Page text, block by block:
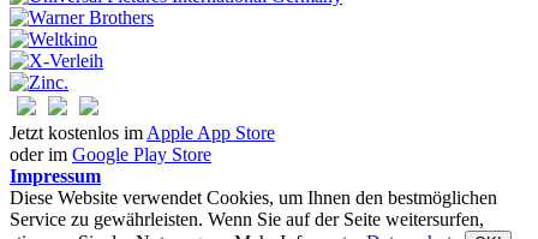
Jetzt kostenlos im Apple App Store
oder im Google Play Store
Impressum
Diese Website verwendet Cookies, um Ihnen den bestmöglichen
Service zu gewährleisten. Wenn Sie auf der Seite weitersurfen,